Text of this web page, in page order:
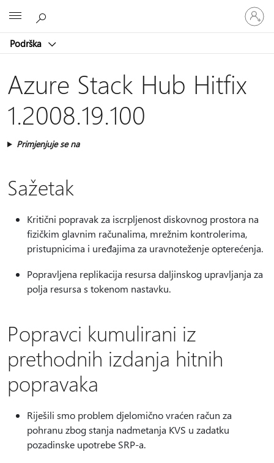
Podrška
Prijavite
se
u
račun
Azure Stack Hub Hitfix
1.2008.19.100
Primjenjuje se na
Sažetak
Kritični popravak za iscrpljenost diskovnog prostora na
fizičkim glavnim računalima, mrežnim kontrolerima,
pristupnicima i uređajima za uravnoteženje opterećenja.
Popravljena replikacija resursa daljinskog upravljanja za
polja resursa s tokenom nastavku.
Popravci kumulirani iz
prethodnih izdanja hitnih
popravaka
Riješili smo problem djelomično vraćen račun za
pohranu zbog stanja nadmetanja KVS u zadatku
pozadinske upotrebe SRP-a.